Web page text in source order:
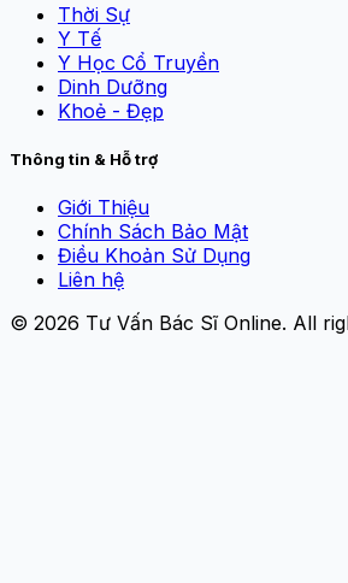
Thời Sự
Y Tế
Y Học Cổ Truyền
Dinh Dưỡng
Khoẻ - Đẹp
Thông tin & Hỗ trợ
Giới Thiệu
Chính Sách Bảo Mật
Điều Khoản Sử Dụng
Liên hệ
© 2026 Tư Vấn Bác Sĩ Online. All